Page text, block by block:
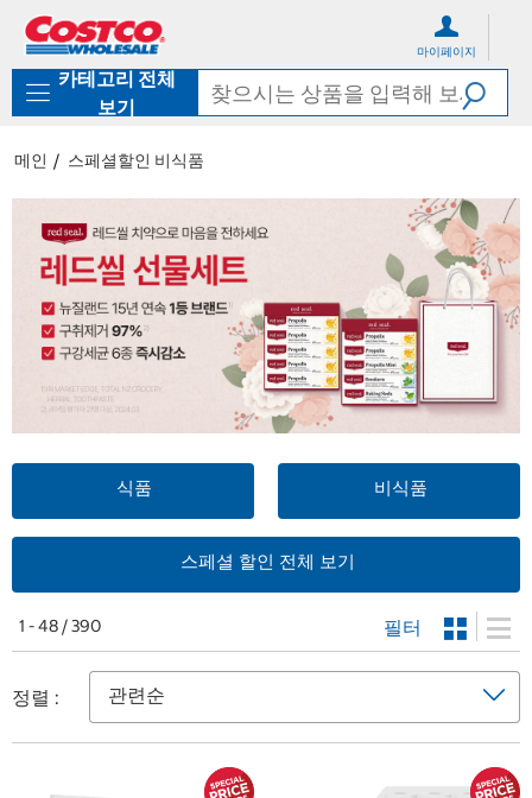
로
기
가
마이페이지
카테고리 전체
보기
메인 스페셜할인 비식품
식품 비식품
스페셜 할인 전체 보기
1 - 48 / 390 필터
정렬 :